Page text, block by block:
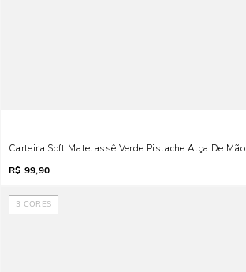
Carteira Soft Matelassê Verde Pistache Alça De Mão
R$ 99,90
3 CORES